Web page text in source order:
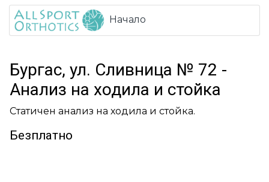
Начало
Бургас, ул. Сливница № 72 -
Анализ на ходила и стойка
Статичен анализ на ходила и стойка.
Безплатно